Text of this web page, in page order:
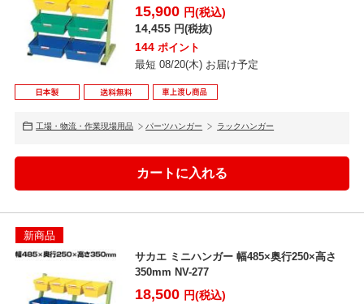
15,900 円(税込)
14,455 円(税抜)
144 ポイント
最短 08/20(木) お届け予定
工場・物流・作業現場用品 パーツハンガー ラックハンガー
新商品
サカエ ミニハンガー 幅485×奥行250×高さ
350mm NV-277
18,500 円(税込)